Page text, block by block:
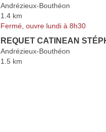
Andrézieux-Bouthéon
1.4 km
Fermé, ouvre lundi à 8h30
REQUET CATINEAN
Andrézieux-Bouthéon
1.5 km